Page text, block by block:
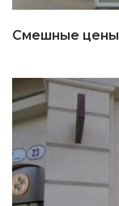
Смешные цены